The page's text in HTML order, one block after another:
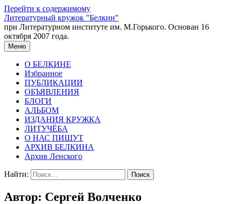
Перейти к содержимому
Литературный кружок "Белкин"
при Литературном институте им. М.Горького. Основан 16
октября 2007 года.
Меню
О БЕЛКИНЕ
Избранное
ПУБЛИКАЦИИ
ОБЪЯВЛЕНИЯ
БЛОГИ
АЛЬБОМ
ИЗДАНИЯ КРУЖКА
ЛИТУЧЁБА
О НАС ПИШУТ
АРХИВ БЕЛКИНА
Архив Ленского
Найти:
Автор: Сергей Волченко